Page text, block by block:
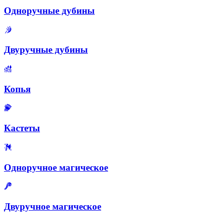
Одноручные дубины
Двуручные дубины
Копья
Кастеты
Одноручное магическое
Двуручное магическое